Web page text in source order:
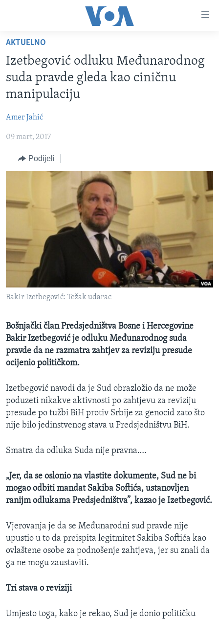
glavni
sadržaj
na
glavnu
Idi
na
TV PROGRAM
VIDEO
FOTOGRAFIJE DANA
SJEDINJENE AMERIČKE DRŽAVE
BOSNA I HERCEGOVINA
SVIJET
NAUKA I TEHNOLOGIJA
SPECIJALNI PROJEKTI
KORUPCIJA
SLOBODA MEDIJA
IZBJEGLIČKA STRANA
O GLASU AMERIKE
Learning English
PRATITE NAS
Jezici
AKTUELNO
Izetbegović odluku Međunarodnog
suda pravde gleda kao ciničnu
manipulaciju
Amer Jahić
09 mart, 2017
Podijeli
Bakir Izetbegović: Težak udarac
Bošnjački član Predsjedništva Bosne i Hercegovine
Bakir Izetbegović je odluku Međunarodnog suda
pravde da ne razmatra zahtjev za reviziju presude
ocijenio političkom.
Izetbegović navodi da je Sud obrazložio da ne može
poduzeti nikakve aktivnosti po zahtjevu za reviziju
presude po tužbi BiH protiv Srbije za genocid zato što
nije bilo jedinstvenog stava u Predsjedništvu BiH.
Smatra da odluka Suda nije pravna….
„Jer, da se oslonio na vlastite dokumente, Sud ne bi
mogao odbiti mandat Sakiba Softića, ustanovljen
ranijm odlukama Predsjedništva”, kazao je Izetbegović.
Vjerovanja je da se Međunarodni sud pravde nije
upustio u to da preispita legitmitet Sakiba Softića kao
ovlaštene osobe za podnošenje zahtjeva, jer su znali da
ga ne mogu zaustaviti.
Tri stava o reviziji
Umjesto toga, kako je rekao, Sud je donio političku